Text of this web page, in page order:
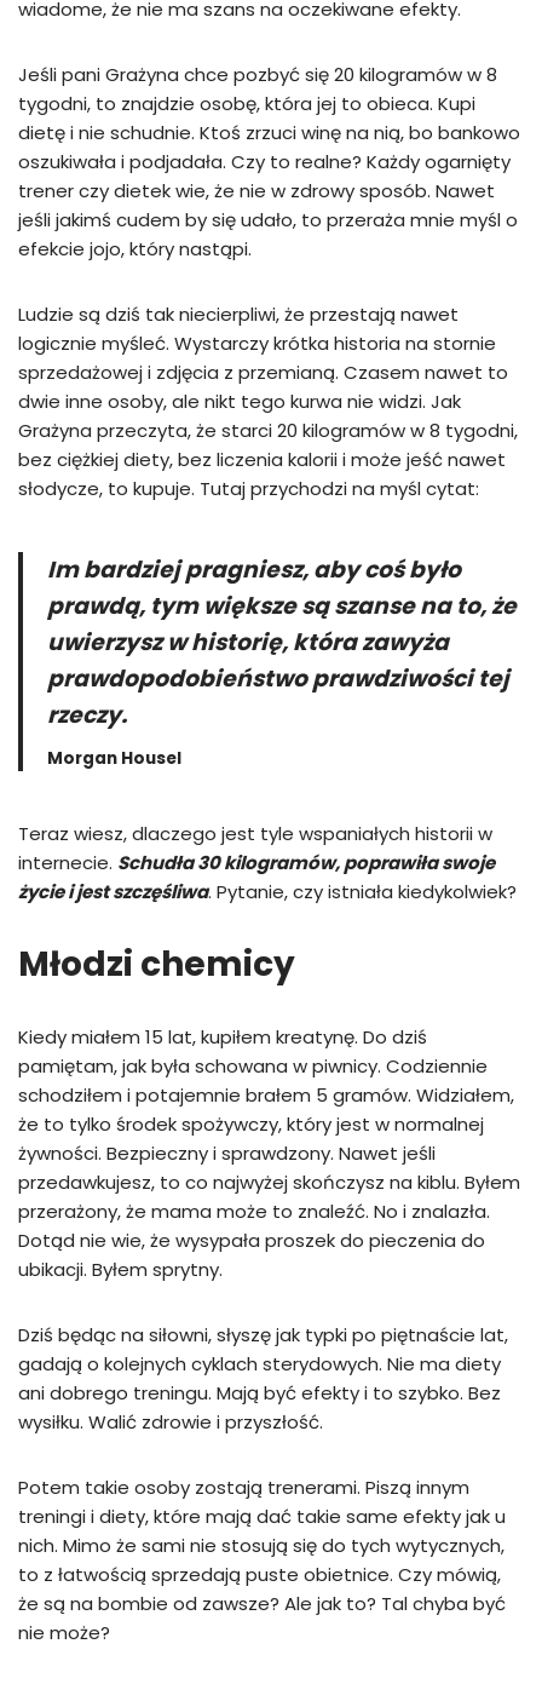
wiadome, że nie ma szans na oczekiwane efekty.
Jeśli pani Grażyna chce pozbyć się 20 kilogramów w 8
tygodni, to znajdzie osobę, która jej to obieca. Kupi
dietę i nie schudnie. Ktoś zrzuci winę na nią, bo bankowo
oszukiwała i podjadała. Czy to realne? Każdy ogarnięty
trener czy dietek wie, że nie w zdrowy sposób. Nawet
jeśli jakimś cudem by się udało, to przeraża mnie myśl o
efekcie jojo, który nastąpi.
Ludzie są dziś tak niecierpliwi, że przestają nawet
logicznie myśleć. Wystarczy krótka historia na stornie
sprzedażowej i zdjęcia z przemianą. Czasem nawet to
dwie inne osoby, ale nikt tego kurwa nie widzi. Jak
Grażyna przeczyta, że starci 20 kilogramów w 8 tygodni,
bez ciężkiej diety, bez liczenia kalorii i może jeść nawet
słodycze, to kupuje. Tutaj przychodzi na myśl cytat:
Im bardziej pragniesz, aby coś było
prawdą, tym większe są szanse na to, że
uwierzysz w historię, która zawyża
prawdopodobieństwo prawdziwości tej
rzeczy.
Morgan Housel
Teraz wiesz, dlaczego jest tyle wspaniałych historii w
internecie. Schudła 30 kilogramów, poprawiła swoje
życie i jest szczęśliwa. Pytanie, czy istniała kiedykolwiek?
Młodzi chemicy
Kiedy miałem 15 lat, kupiłem kreatynę. Do dziś
pamiętam, jak była schowana w piwnicy. Codziennie
schodziłem i potajemnie brałem 5 gramów. Widziałem,
że to tylko środek spożywczy, który jest w normalnej
żywności. Bezpieczny i sprawdzony. Nawet jeśli
przedawkujesz, to co najwyżej skończysz na kiblu. Byłem
przerażony, że mama może to znaleźć. No i znalazła.
Dotąd nie wie, że wysypała proszek do pieczenia do
ubikacji. Byłem sprytny.
Dziś będąc na siłowni, słyszę jak typki po piętnaście lat,
gadają o kolejnych cyklach sterydowych. Nie ma diety
ani dobrego treningu. Mają być efekty i to szybko. Bez
wysiłku. Walić zdrowie i przyszłość.
Potem takie osoby zostają trenerami. Piszą innym
treningi i diety, które mają dać takie same efekty jak u
nich. Mimo że sami nie stosują się do tych wytycznych,
to z łatwością sprzedają puste obietnice. Czy mówią,
że są na bombie od zawsze? Ale jak to? Tal chyba być
nie może?